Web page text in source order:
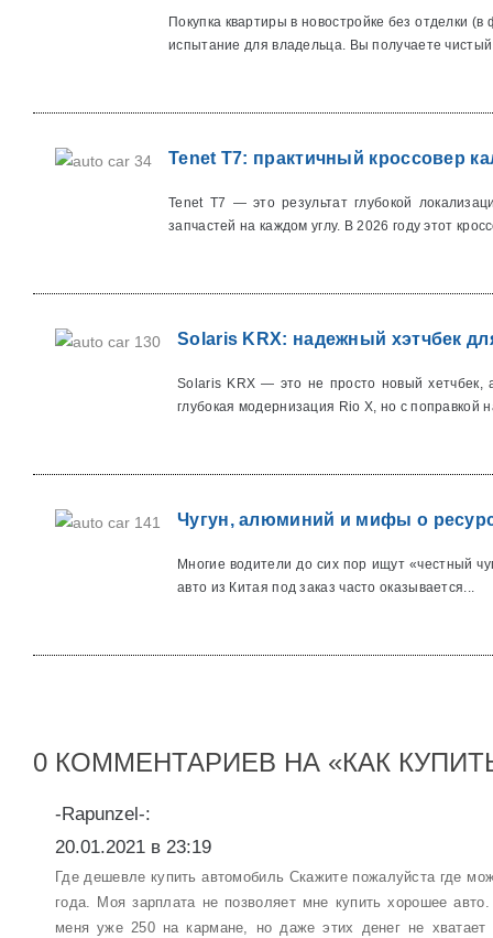
Покупка квартиры в новостройке без отделки
испытание для владельца. Вы получаете
Tenet T7: практичный кроссовер
Tenet T7 — это результат глубокой
запчастей на каждом углу. В 2026 году этот
Solaris KRX: надежный хэтчбек
Solaris KRX — это не просто новый хетчбек,
глубокая модернизация Rio X, но с поправкой
Чугун, алюминий и мифы о
Многие водители до сих пор ищут «честный
авто из Китая под заказ часто оказывается...
0 КОММЕНТАРИЕВ НА «КАК
-Rapunzel-:
20.01.2021 в 23:19
Где дешевле купить автомобиль Скажите пожалуйста где
года. Моя зарплата не позволяет мне купить хорошее
меня уже 250 на кармане, но даже этих денег не